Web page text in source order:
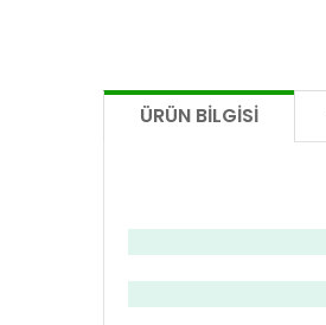
ÜRÜN BILGISI